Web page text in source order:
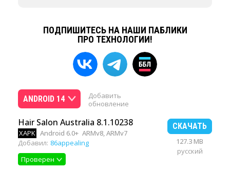
ПОДПИШИТЕСЬ НА НАШИ ПАБЛИКИ
ПРО ТЕХНОЛОГИИ!
ANDROID 14
Добавить
обновление
Hair Salon Australia 8.1.10238
XAPK Android 6.0+ ARMv8, ARMv7
Добавил: 86appealing
Проверен
СКАЧАТЬ
127.3 MB
русский